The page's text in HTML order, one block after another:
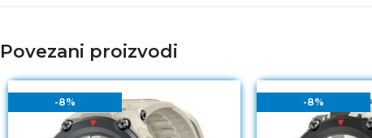
Povezani proizvodi
-8% -8%